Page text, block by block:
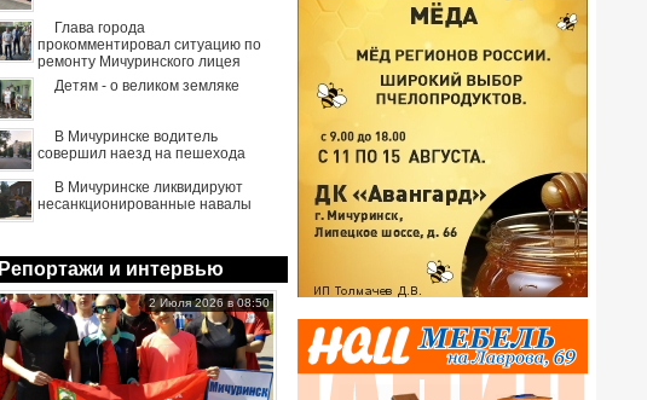
Глава города
прокомментировал ситуацию по
ремонту Мичуринского лицея
Детям - о великом земляке
В Мичуринске водитель
совершил наезд на пешехода
В Мичуринске ликвидируют
несанкционированные навалы
Репортажи и интервью
2 Июля 2026 в 08:50